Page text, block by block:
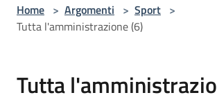
Home > Argomenti > Sport >
Tutta l'amministrazione (6)
Tutta